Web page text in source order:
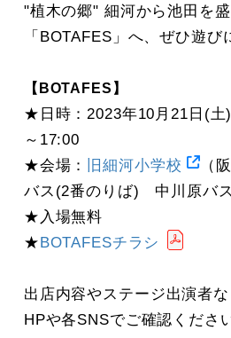
"植木の郷" 細河から池田を
「BOTAFES」へ、ぜひ遊び
【BOTAFES】
★日時：2023年10月21日(
～17:00
★会場：
旧細河小学校
（
バス(2番のりば) 中川原バス
★入場無料
★BOTAFESチラシ
出店内容やステージ出演者
HPや各SNSでご確認ください